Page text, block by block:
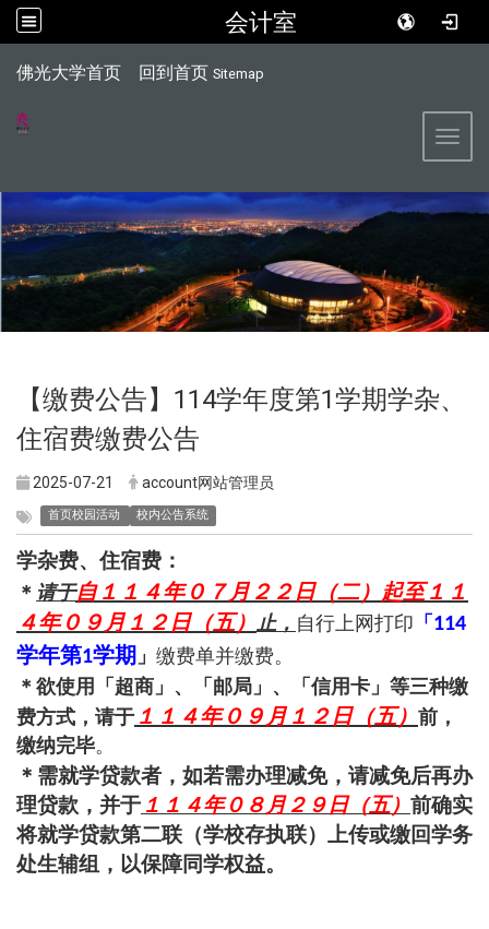
会计室
佛光大学首页 回到首页 Sitemap
【缴费公告】114学年度第1学期学杂、
住宿费缴费公告
2025-07-21 account网站管理员
首页校园活动 校内公告系统
学杂费、住宿费：
＊ 请于自１１４年０７月２２日（二）起至１１
４年０９月１２日（五）
止， 自行上网打印 「 114
学年第1学期 」 缴费单并缴费。
＊欲使用「超商」、「邮局」、「信用卡」等三种缴
费方式，请于 １１４年０９月１２日（五） 前，
缴纳完毕。
＊需就学贷款者，如若需办理减免，请减免后再办
理贷款，并于 １１４年０８月２９日（五） 前确实
将就学贷款第二联（学校存执联）上传或缴回学务
处生辅组，以保障同学权益。